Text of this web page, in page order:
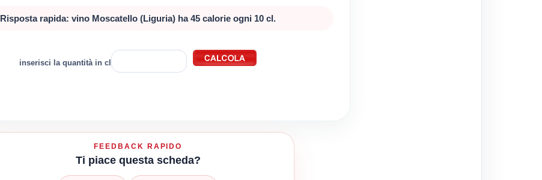
Risposta rapida: vino Moscatello (Liguria) ha 45 calorie ogni 10 cl.
inserisci la quantità in cl
FEEDBACK RAPIDO
Ti piace questa scheda?